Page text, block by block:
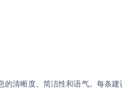
清晰度、简洁性和语气。每条